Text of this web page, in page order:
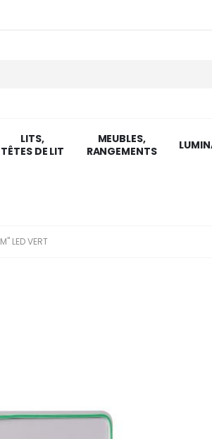
LITS,
TÊTES DE LIT
MEUBLES,
RANGEMENTS
LED VERT